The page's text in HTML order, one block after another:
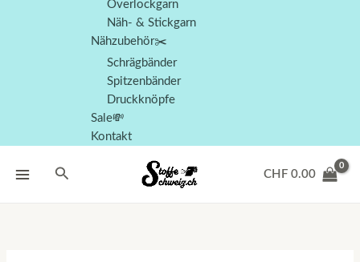
Overlockgarn
Näh- & Stickgarn
Nähzubehör✂️
Schrägbänder
Spitzenbänder
Druckknöpfe
Sale💸
Kontakt
Suchen CHF 0.00